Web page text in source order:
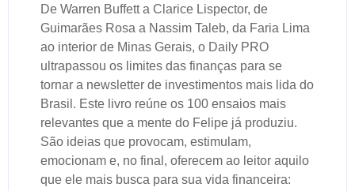
De Warren Buffett a Clarice Lispector, de
Guimarães Rosa a Nassim Taleb, da Faria Lima
ao interior de Minas Gerais, o Daily PRO
ultrapassou os limites das finanças para se
tornar a newsletter de investimentos mais lida do
Brasil. Este livro reúne os 100 ensaios mais
relevantes que a mente do Felipe já produziu.
São ideias que provocam, estimulam,
emocionam e, no final, oferecem ao leitor aquilo
que ele mais busca para sua vida financeira: